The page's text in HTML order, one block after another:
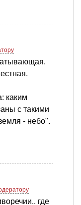
каким
с такими
- небо".
где